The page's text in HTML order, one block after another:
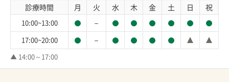
診療時間 月 火 水 木 金 土 日 祝
10:00~13:00 －
17:00~20:00 －
▲ 14:00～17:00